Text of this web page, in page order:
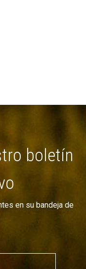
boletín
en su bandeja de